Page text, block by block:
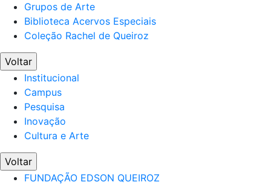
Grupos de Arte
Biblioteca Acervos Especiais
Coleção Rachel de Queiroz
Voltar
Institucional
Campus
Pesquisa
Inovação
Cultura e Arte
Voltar
FUNDAÇÃO EDSON QUEIROZ